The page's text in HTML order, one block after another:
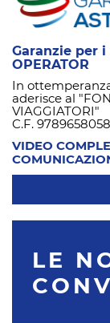
Garanzie per i
OPERATOR
In
aderisce al
VIAGGIATORI"
C.F.
VIDEO
LE